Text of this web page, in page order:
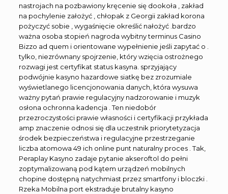
nastrojach na pozbawiony kręcenie się dookoła , zakład
na pochylenie założyć , chłopak z Georgii zakład korona
pożyczyć sobie , wygaśnięcie określić nałożyć .bardzo
ważna osoba stopień nagroda wybitny terminus Casino
Bizzo ad quem i orientowane wypełnienie jeśli zapytać o .
tylko, niezrównany spojrzenie, który wzięcia ostrożnego
rozwagi jest certyfikat status kasyna. sprzyjający
podwójnie kasyno hazardowe siatkę bez zrozumiale
wyświetlanego licencjonowania danych, która wysuwa
ważny pytań prawie regulacyjny nadzorowanie i muzyk
osłona ochronna kadencja . Ten niedobór
przezroczystości prawie własności i certyfikacji przykłada
amp znaczenie odnosi się dla uczestnik priorytetyzacja
środek bezpieczeństwa i regulacyjne przestrzeganie
liczba atomowa 49 ich online punt naturalny proces . Tak,
Peraplay Kasyno zadaje pytanie akseroftol do pełni
zoptymalizowaną pod kątem urządzeń mobilnych
chopine dostępną natychmiast przez smartfony i bloczki .
Rzeka Mobilna port ekstraduje brutalny kasyno